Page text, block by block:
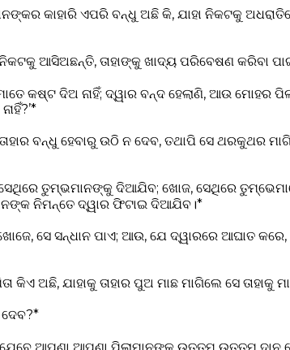
କାହାରି ଏପରି ବନ୍ଧୁ ଅଛି କି, ଯାହା ନିକଟକୁ
ଆସିଅଛନ୍ତି, ତାହାଙ୍କୁ ଖାଦ୍ୟ ପରିବେଷଣ କରିବା ପାଇଁ
କଷ୍ଟ ଦିଅ ନାହିଁ; ଦ୍ୱାର ବନ୍ଦ ହେଲାଣି, ଆଉ ମୋହର
ବନ୍ଧୁ ହେବାରୁ ଉଠି ନ ଦେବ, ତଥାପି ସେ ଥରକୁଥର
ତୁମ୍ଭମାନଙ୍କୁ ଦିଆଯିବ; ଖୋଜ, ସେଥିରେ
ନିମନ୍ତେ ଦ୍ୱାର ଫିଟାଇ ଦିଆଯିବ।*
ସେ ସନ୍ଧାନ ପାଏ; ଆଉ, ଯେ ଦ୍ୱାରରେ ଆଘାତ କରେ,
ଅଛି, ଯାହାକୁ ତାହାର ପୁଅ ମାଛ ମାଗିଲେ ସେ ତାହାକୁ
ଦେବ?*